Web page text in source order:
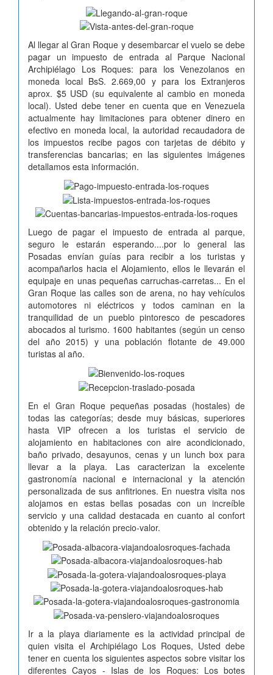
Al llegar al Gran Roque y desembarcar el vuelo se debe
pagar un impuesto de entrada al Parque Nacional
Archipiélago Los Roques: para los Venezolanos en
moneda local BsS. 2.669,00 y para los Extranjeros
aprox. $5 USD (su equivalente al cambio en moneda
local). Usted debe tener en cuenta que en Venezuela
actualmente hay limitaciones para obtener dinero en
efectivo en moneda local, la autoridad recaudadora de
los impuestos recibe pagos con tarjetas de débito y
transferencias bancarias; en las siguientes imágenes
detallamos esta información.
Luego de pagar el impuesto de entrada al parque,
seguro le estarán esperando....por lo general las
Posadas envían guías para recibir a los turistas y
acompañarlos hacia el Alojamiento, ellos le llevarán el
equipaje en unas pequeñas carruchas-carretas... En el
Gran Roque las calles son de arena, no hay vehículos
automotores ni eléctricos y todos caminan en la
tranquilidad de un pueblo pintoresco de pescadores
abocados al turismo. 1600 habitantes (según un censo
del año 2015) y una población flotante de 49.000
turistas al año.
En el Gran Roque pequeñas posadas (hostales) de
todas las categorías; desde muy básicas, superiores
hasta VIP ofrecen a los turistas el servicio de
alojamiento en habitaciones con aire acondicionado,
baño privado, desayunos, cenas y un lunch box para
llevar a la playa. Las caracterizan la excelente
gastronomía nacional e internacional y la atención
personalizada de sus anfitriones. En nuestra visita nos
alojamos en estas bellas posadas con un increíble
servicio y una calidad destacada en cuanto al confort
obtenido y la relación precio-valor.
Ir a la playa diariamente es la actividad principal de
quien visita el Archipiélago Los Roques, Usted debe
tener en cuenta los siguientes aspectos sobre visitar los
diferentes Cayos - Islas de los Roques: Los botes